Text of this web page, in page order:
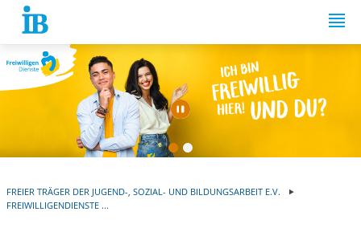
Springe zum Inhalt
Automatische
FREIER TRÄGER DER JUGEND-, SOZIAL- UND BILDUNGSARBEIT E.V.
FREIWILLIGENDIENSTE ...